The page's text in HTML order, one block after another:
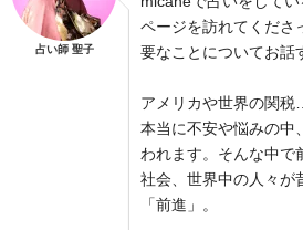
占い師 聖子
ページを訪れてくださ
要なことについてお話
アメリカや世界の関
本当に不安や悩みの中
われます。そんな中で
社会、世界中の人々が
「前進」。